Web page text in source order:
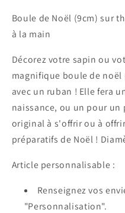
Chiens
Chiens
Boule de Noël (9cm) sur
à la main
Décorez votre sapin ou
magnifique boule de
avec un ruban ! Elle fera
naissance, ou un pour un
original à s'offrir ou à
préparatifs de Noël !
Article personnalisable :
Renseignez vos
"Personnalisation".